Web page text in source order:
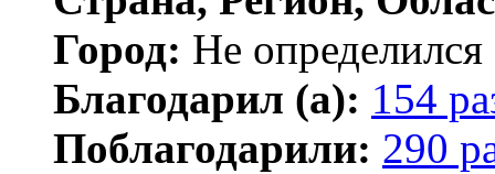
Город: Не определился
Благодарил (а): 154
Поблагодарили: 290